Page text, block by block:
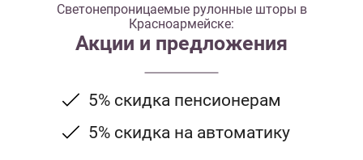
Светонепроницаемые рулонные шторы в
Красноармейске:
Акции и предложения
5% скидка пенсионерам
5% скидка на автоматику